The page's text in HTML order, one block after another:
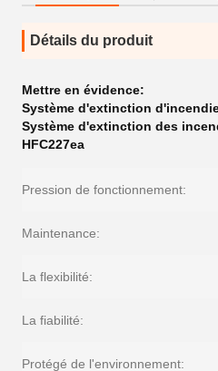
Détails du produit
Mettre en évidence:
Système d'extinction
Système d'extinction des
HFC227ea
Pression de fonctionnement:
Maintenance:
La flexibilité:
La fiabilité:
Protégé de l'environnement: